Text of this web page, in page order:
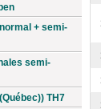
+ semi-
semi-
TH7